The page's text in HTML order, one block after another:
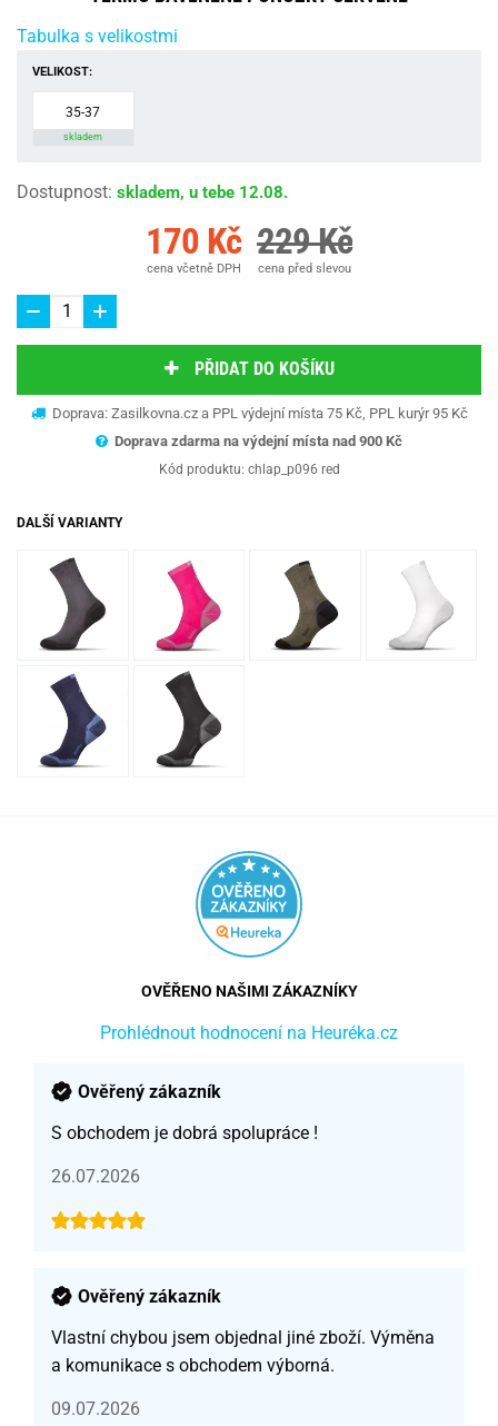
Tabulka s velikostmi
VELIKOST:
35-37
skladem
Dostupnost: skladem, u tebe 12.08.
170 Kč
cena včetně DPH
229 Kč
cena před slevou
PŘIDAT DO KOŠÍKU
Doprava: Zasilkovna.cz a PPL výdejní místa 75 Kč, PPL kurýr 95 Kč
Doprava zdarma na výdejní místa nad 900 Kč
Kód produktu: chlap_p096 red
DALŠÍ VARIANTY
OVĚŘENO NAŠIMI ZÁKAZNÍKY
Prohlédnout hodnocení na Heuréka.cz
Ověřený zákazník
S obchodem je dobrá spolupráce !
26.07.2026
Ověřený zákazník
Vlastní chybou jsem objednal jiné zboží. Výměna
a komunikace s obchodem výborná.
09.07.2026